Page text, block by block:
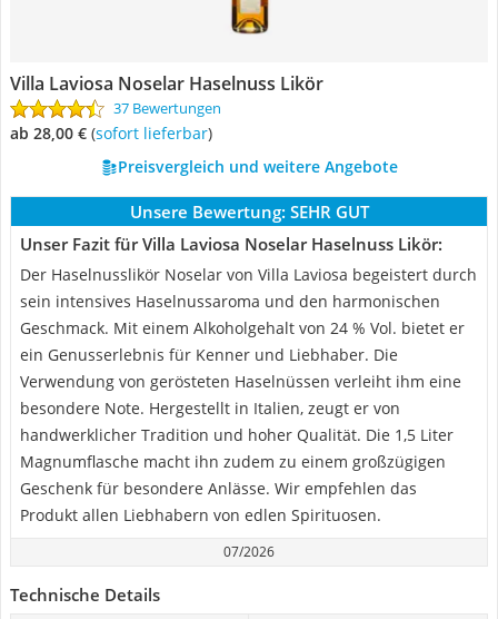
Villa Laviosa Noselar Haselnuss Likör
37 Bewertungen
ab 28,00 € ( Sofort lieferbar)
Preisvergleich und weitere Angebote
Unsere Bewertung: SEHR GUT
Unser Fazit für Villa Laviosa Noselar Haselnuss Likör:
Der Haselnusslikör Noselar von Villa Laviosa begeistert durch
sein intensives Haselnussaroma und den harmonischen
Geschmack. Mit einem Alkoholgehalt von 24 % Vol. bietet er
ein Genusserlebnis für Kenner und Liebhaber. Die
Verwendung von gerösteten Haselnüssen verleiht ihm eine
besondere Note. Hergestellt in Italien, zeugt er von
handwerklicher Tradition und hoher Qualität. Die 1,5 Liter
Magnumflasche macht ihn zudem zu einem großzügigen
Geschenk für besondere Anlässe. Wir empfehlen das
Produkt allen Liebhabern von edlen Spirituosen.
07/2026
Technische Details